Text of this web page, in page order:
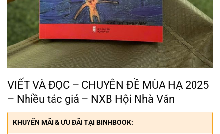
VIẾT VÀ ĐỌC – CHUYÊN ĐỀ MÙA HẠ 2025
– Nhiều tác giả – NXB Hội Nhà Văn
KHUYẾN MÃI & ƯU ĐÃI TẠI BINHBOOK: